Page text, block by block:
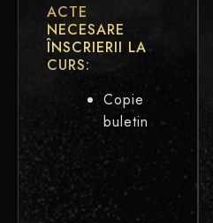
ACTE
NECESARE
ÎNSCRIERII LA
CURS:
Copie
buletin